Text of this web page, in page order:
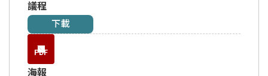
議程
下載
PDF
海報